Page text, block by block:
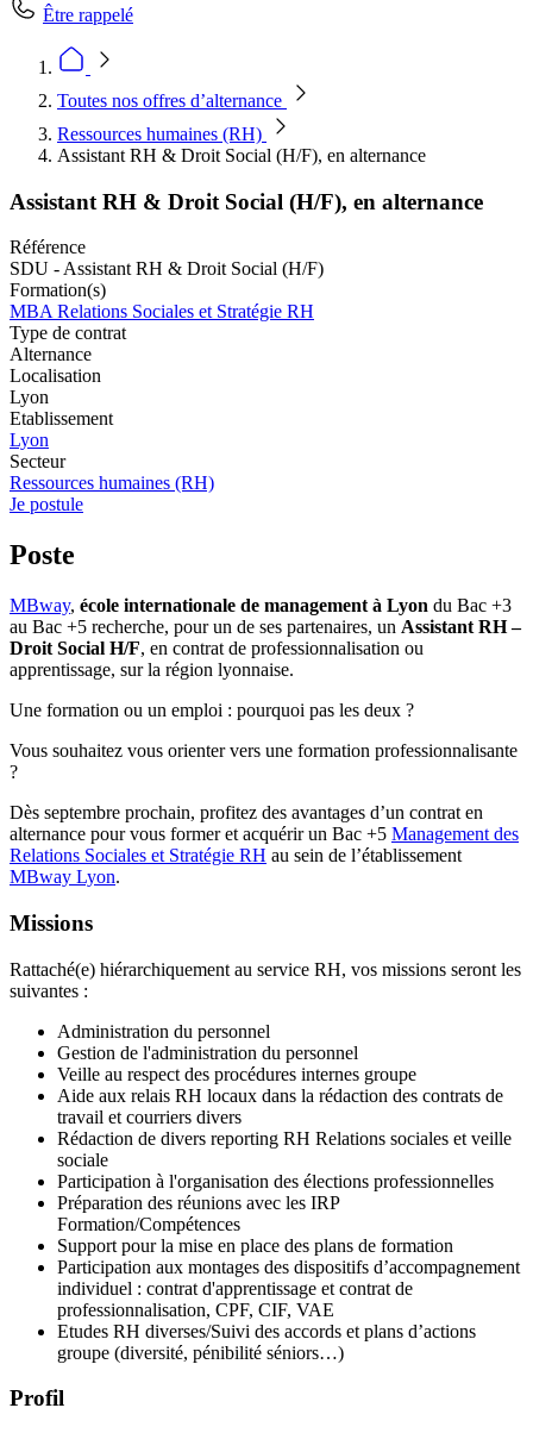
Être rappelé
Toutes nos offres d’alternance
Ressources humaines (RH)
Assistant RH & Droit Social (H/F), en alternance
Assistant RH & Droit Social (H/F), en alternance
Référence
SDU - Assistant RH & Droit Social (H/F)
Formation(s)
MBA Relations Sociales et Stratégie RH
Type de contrat
Alternance
Localisation
Lyon
Etablissement
Lyon
Secteur
Ressources humaines (RH)
Je postule
Poste
MBway, école internationale de management à Lyon du Bac +3
au Bac +5 recherche, pour un de ses partenaires, un Assistant RH –
Droit Social H/F, en contrat de professionnalisation ou
apprentissage, sur la région lyonnaise.
Une formation ou un emploi : pourquoi pas les deux ?
Vous souhaitez vous orienter vers une formation professionnalisante
?
Dès septembre prochain, profitez des avantages d’un contrat en
alternance pour vous former et acquérir un Bac +5 Management des
Relations Sociales et Stratégie RH au sein de l’établissement
MBway Lyon.
Missions
Rattaché(e) hiérarchiquement au service RH, vos missions seront les
suivantes :
Administration du personnel
Gestion de l'administration du personnel
Veille au respect des procédures internes groupe
Aide aux relais RH locaux dans la rédaction des contrats de
travail et courriers divers
Rédaction de divers reporting RH Relations sociales et veille
sociale
Participation à l'organisation des élections professionnelles
Préparation des réunions avec les IRP
Formation/Compétences
Support pour la mise en place des plans de formation
Participation aux montages des dispositifs d’accompagnement
individuel : contrat d'apprentissage et contrat de
professionnalisation, CPF, CIF, VAE
Etudes RH diverses/Suivi des accords et plans d’actions
groupe (diversité, pénibilité séniors…)
Profil